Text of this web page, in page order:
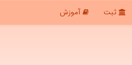
ثبت آموزش